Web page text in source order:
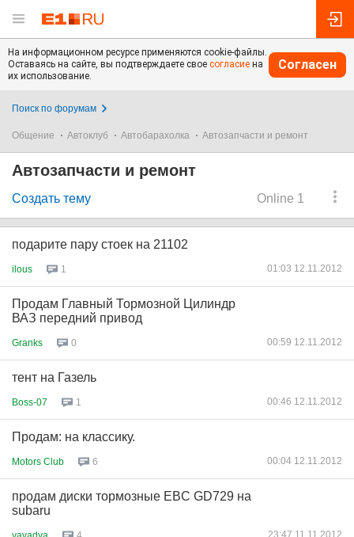
На информационном ресурсе применяются cookie-файлы.
Оставаясь на сайте, вы подтверждаете свое согласие на
их использование.
Согласен
Поиск по форумам
Общение Автоклуб Автобарахолка Автозапчасти и ремонт
Автозапчасти и ремонт
Online 1
Создать тему
подарите пару стоек на 21102
ilous 1 01:03 12.11.2012
Продам Главный Тормозной Цилиндр
ВАЗ передний привод
Granks 0 00:59 12.11.2012
тент на Газель
Boss-07 1 00:46 12.11.2012
Продам: на классику.
Motors Club 6 00:04 12.11.2012
продам диски тормозные EBC GD729 на
subaru
23:47 11.11.2012